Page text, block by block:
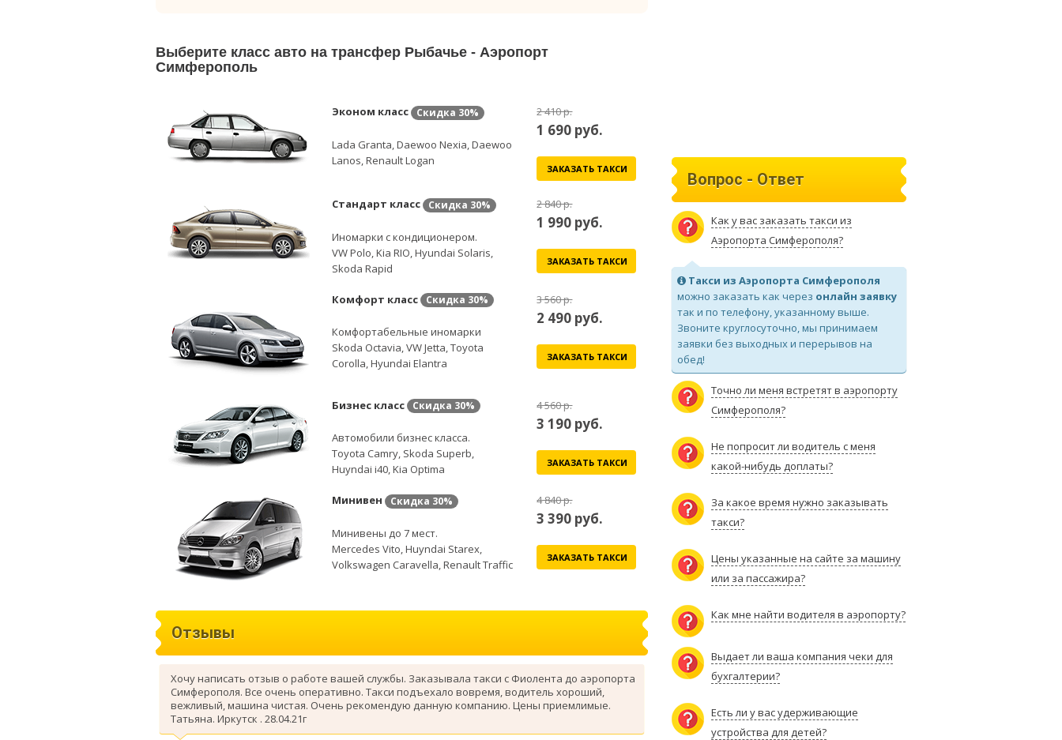
Выберите класс авто на трансфер Рыбачье - Аэропорт
Симферополь
Эконом класс Скидка 30%
Lada Granta, Daewoo Nexia, Daewoo
Lanos, Renault Logan
2 410 р.
1 690 руб.
ЗАКАЗАТЬ ТАКСИ
Стандарт класс Скидка 30%
Иномарки с кондиционером.
VW Polo, Kia RIO, Hyundai Solaris,
Skoda Rapid
2 840 р.
1 990 руб.
ЗАКАЗАТЬ ТАКСИ
Комфорт класс Скидка 30%
Комфортабельные иномарки
Skoda Octavia, VW Jetta, Toyota
Corolla, Hyundai Elantra
3 560 р.
2 490 руб.
ЗАКАЗАТЬ ТАКСИ
Бизнес класс Скидка 30%
Автомобили бизнес класса.
Toyota Camry, Skoda Superb,
Huyndai i40, Kia Optima
4 560 р.
3 190 руб.
ЗАКАЗАТЬ ТАКСИ
Минивен Скидка 30%
Минивены до 7 мест.
Mercedes Vito, Huyndai Starex,
Volkswagen Caravella, Renault Traffic
4 840 р.
3 390 руб.
ЗАКАЗАТЬ ТАКСИ
Отзывы
Хочу написать отзыв о работе вашей службы. Заказывала такси с Фиолента до аэропорта
Симферополя. Все очень оперативно. Такси подъехало вовремя, водитель хороший,
вежливый, машина чистая. Очень рекомендую данную компанию. Цены приемлимые.
Татьяна. Иркутск . 28.04.21г
Вопрос - Ответ
Как у вас заказать такси из
Аэропорта Симферополя?
Такси из Аэропорта Симферополя
можно заказать как через онлайн заявку
так и по телефону, указанному выше.
Звоните круглосуточно, мы принимаем
заявки без выходных и перерывов на
обед!
Точно ли меня встретят в аэропорту
Симферополя?
Не попросит ли водитель с меня
какой-нибудь доплаты?
За какое время нужно заказывать
такси?
Цены указанные на сайте за машину
или за пассажира?
Как мне найти водителя в аэропорту?
Выдает ли ваша компания чеки для
бухгалтерии?
Есть ли у вас удерживающие
устройства для детей?